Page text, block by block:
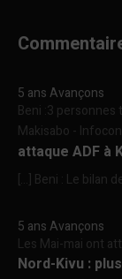
5 ans Avançons
Beni :3 personnes
Makisabo -
attaque ADF à
[…] Beni : Le bilan
5 ans Avançons
Les Mai-mai ont
Nord-Kivu :